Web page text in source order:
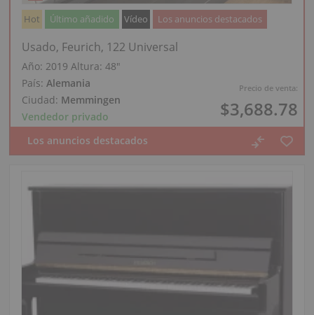
Precio de venta:
$3,688.78
Hot Último añadido Vídeo Los anuncios destacados
Usado, Feurich, 122 Universal
Año: 2019 Altura: 48″
País: Alemania
Ciudad: Memmingen
Vendedor privado